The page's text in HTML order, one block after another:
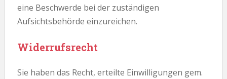
eine Beschwerde bei der zuständigen
Aufsichtsbehörde einzureichen.
Widerrufsrecht
Sie haben das Recht, erteilte Einwilligungen gem.